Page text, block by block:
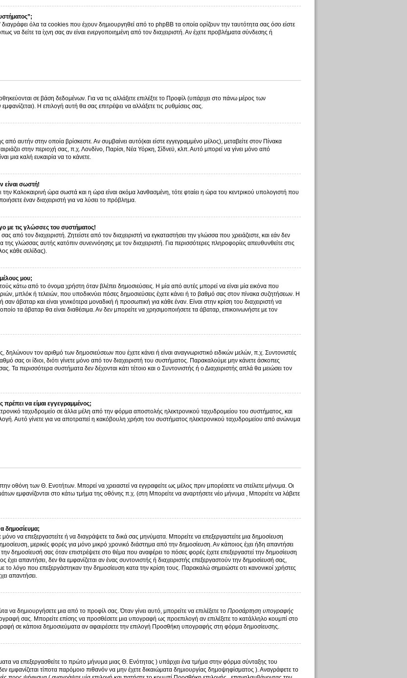
όλα τα cookies που έχουν δημιουργηθεί από το phpBB τα οποία ορίζουν την ταυτότητα σας όσο είστε
να δείτε τα ίχνη σας αν είναι ενεργοποιημένη από τον διαχειριστή. Αν έχετε προβλήματα σύνδεσης ή
σε βάση δεδομένων. Για να τις αλλάξετε επιλέξτε το Προφίλ (υπάρχει στο πάνω μέρος των
Η επιλογή αυτή θα σας επιτρέψει να αλλάξετε τις ρυθμίσεις σας.
από αυτήν στην οποία βρίσκεστε. Αν συμβαίνει αυτό(και είστε εγγεγραμμένο μέλος), μεταβείτε στον Πίνακα
στην περιοχή σας, π.χ. Λονδίνο, Παρίσι, Νέα Υόρκη, Σίδνεϋ, κλπ. Αυτό μπορεί να γίνει μόνο από
μια καλή ευκαιρία να το κάνετε.
είναι σωστή!
την Καλοκαιρινή ώρα σωστά και η ώρα είναι ακόμα λανθασμένη, τότε φταίει η ώρα του κεντρικού υπολογιστή που
έναν διαχειριστή για να λύσει το πρόβλημα.
με τις γλώσσες του συστήματος!
από τον διαχειριστή. Ζητείστε από τον διαχειριστή να εγκαταστήσει την γλώσσα που χρειάζεστε, και εάν δεν
της γλώσσας αυτής κατόπιν συνεννόησης με τον διαχειριστή. Για περισσότερες πληροφορίες απευθυνθείτε στις
κάθε σελίδας).
μου;
κάτω από το όνομα χρήστη όταν βλέπει δημοσιεύσεις. Η μία από αυτές μπορεί να είναι μία εικόνα που
μπλόκ ή τελειών, που υποδικνύει πόσες δημοσιεύσεις έχετε κάνει ή το βαθμό σας στον πίνακα συζητήσεων. Η
άβαταρ και είναι γενικότερα μοναδική ή προσωπική για κάθε έναν. Είναι στην κρίση του διαχειριστή να
τα άβαταρ θα είναι διαθέσιμα. Αν δεν μπορείτε να χρησιμοποιήσετε τα άβαταρ, επικοινωνήστε με τον
τον αριθμό των δημοσιεύσεων που έχετε κάνει ή είναι αναγνωριστικό ειδικών μελών, π.χ. Συντονιστές
σας οι ίδιοι, διότι γίνετε μόνο από τον διαχειριστή του συστήματος. Παρακαλούμε μην κάνετε άσκοπες
Τα περισσότερα συστήματα δεν δέχονται κάτι τέτοιο και ο Συντονιστής ή ο Διαχειριστής απλά θα μειώσει τον
να είμαι εγγεγραμμένος;
ταχυδρομείο σε άλλα μέλη από την φόρμα αποστολής ηλεκτρονικού ταχυδρομείου του συστήματος, και
Αυτό γίνετε για να αποτραπεί η κακόβουλη χρήση του συστήματος ηλεκτρονικού ταχυδρομείου από ανώνυμα
οθόνη των Θ. Ενοτήτων. Μπορεί να χρειαστεί να εγγραφείτε ως μέλος πριν μπορέσετε να στείλετε μήνυμα. Οι
εμφανίζονται στο κάτω τμήμα της οθόνης π.χ. (στη Μπορείτε να αναρτήσετε νέο μήνυμα , Μπορείτε να λάβετε
δημοσίευμα;
μόνο να επεξεργαστείτε ή να διαγράψετε τα δικά σας μηνύματα. Μπορείτε να επεξεργαστείτε μια δημοσίευση
μερικές φορές για μόνο μικρό χρονικό διάστημα από την δημοσίευση. Αν κάποιος έχει ήδη απαντήσει
δημοσίευσή σας όταν επιστρέψετε στο θέμα που αναφέρει το πόσες φορές έχετε επεξεργαστεί την δημοσίευση
απαντήσει, δεν θα εμφανίζεται αν ένας συντονιστής ή διαχειριστής επεξεργαστούν την δημοσίευσή σας,
λόγο που επεξεργάστηκαν την δημοσίευση κατα την κρίση τους. Παρακαλώ σημειώστε οτι κανονικοί χρήστες
απαντήσει.
να δημιουργήσετε μια από το προφίλ σας. Όταν γίνει αυτό, μπορείτε να επιλέξετε το Προσάρτηση υπογραφής
σας. Μπορείτε επίσης να προσθέσετε μια υπογραφή ως προεπιλογή αν επιλέξετε το κατάλληλο κουμπί στο
σε κάποια δημοσιεύματα αν αφαιρέσετε την επιλογή Προσθήκη υπογραφής στη φόρμα δημοσίευσης.
να επεξεργασθείτε το πρώτο μήνυμα μιας Θ. Ενότητας ) υπάρχει ένα τμήμα στην φόρμα σύνταξης του
εμφανίζεται τίποτα παρόμοιο πιθανόν να μην έχετε δικαιώματα δημιουργίας δημοψηφίσματος ). Αναγράφετε το